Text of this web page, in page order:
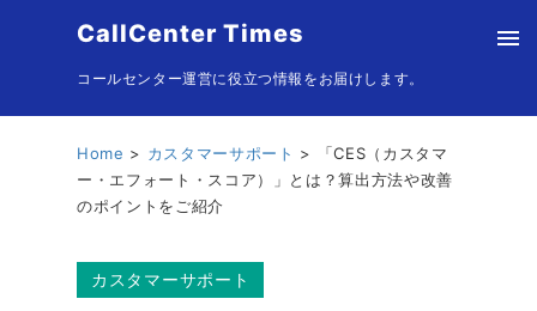
CallCenter Times
コールセンター運営に役立つ情報をお届けします。
Home カスタマーサポート
「CES（カスタマ
ー・エフォート・スコア）」とは？算出方法や改善
のポイントをご紹介
カスタマーサポート